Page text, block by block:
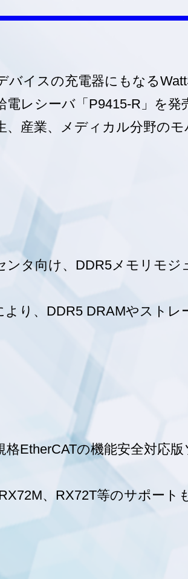
バイスの充電器にもなる
電レシーバ「P9415-R」を発
、産業、メディカル分野の
ンタ向け、DDR5メモリモ
より、DDR5 DRAMやスト
格EtherCATの機能安全対応
、RX72T等のサポート